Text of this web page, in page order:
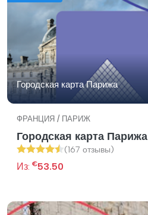
Городская карта Парижа
ФРАНЦИЯ / ПАРИЖ
Городская карта Парижа
(167 отзывы)
Из: €53.50